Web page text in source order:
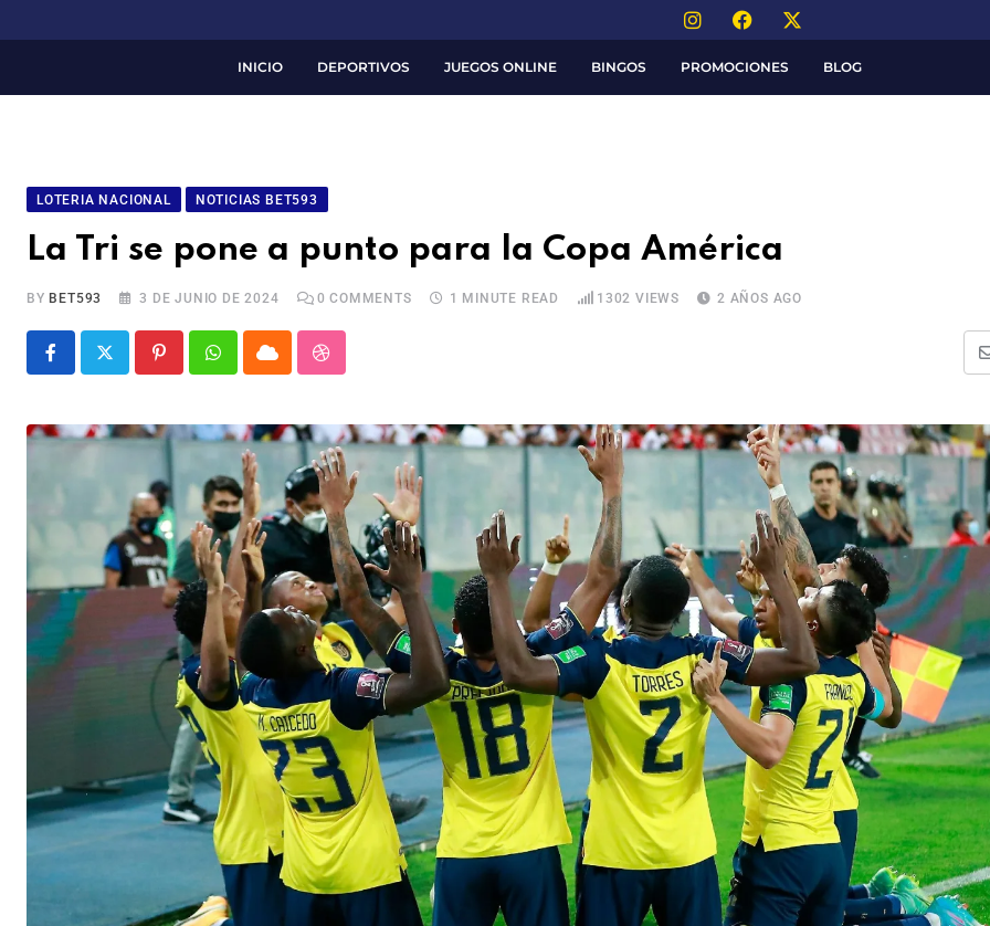
INICIO DEPORTIVOS JUEGOS ONLINE BINGOS PROMOCIONES BLOG
LOTERIA NACIONAL NOTICIAS BET593
La Tri se pone a punto para la Copa América
BY BET593 3 DE JUNIO DE 2024 0 COMMENTS 1 MINUTE READ 1302 VIEWS 2 AÑOS AGO